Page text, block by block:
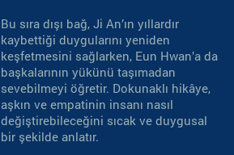
Bu sıra dışı bağ, Ji An’ın yıllardır
kaybettiği duygularını yeniden
keşfetmesini sağlarken, Eun Hwan’a da
başkalarının yükünü taşımadan
sevebilmeyi öğretir. Dokunaklı hikâye,
aşkın ve empatinin insanı nasıl
değiştirebileceğini sıcak ve duygusal
bir şekilde anlatır.